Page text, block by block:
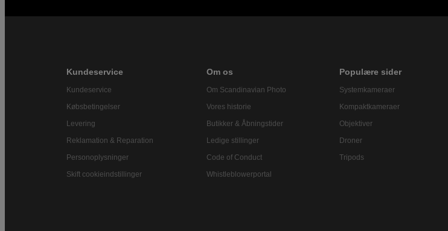
Kundeservice
Kundeservice
Købsbetingelser
Levering
Reklamation & Reparation
Personoplysninger
Skift cookieindstillinger
Om os
Om Scandinavian Photo
Vores historie
Butikker & Åbningstider
Ledige stillinger
Code of Conduct
Whistleblowerportal
Populære sider
Systemkameraer
Kompaktkameraer
Objektiver
Droner
Tripods